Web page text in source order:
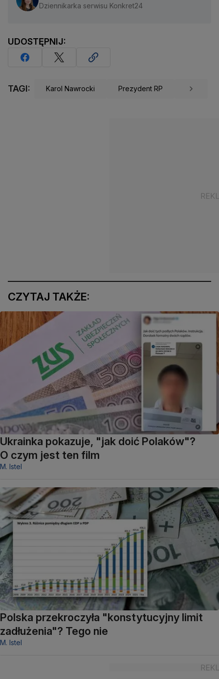
Dziennikarka serwisu Konkret24
UDOSTĘPNIJ:
TAGI: Karol Nawrocki Prezydent RP
CZYTAJ TAKŻE:
Ukrainka pokazuje, "jak doić Polaków"?
O czym jest ten film
M. Istel
Polska przekroczyła "konstytucyjny limit
zadłużenia"? Tego nie
M. Istel